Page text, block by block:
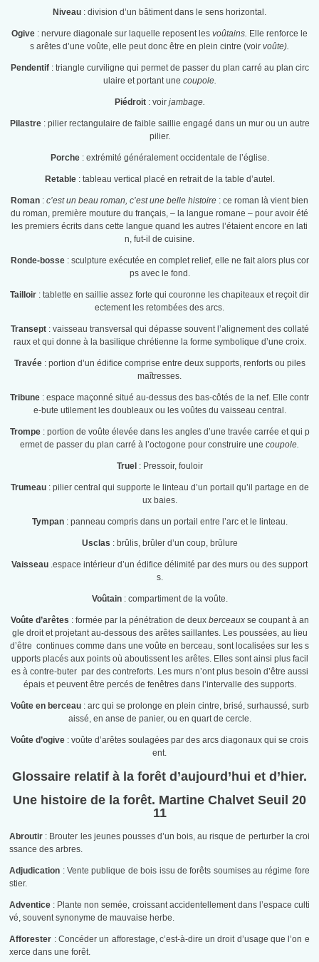
Niveau : division d’un bâtiment dans le sens horizontal.
Ogive : nervure diagonale sur laquelle reposent les voûtains. Elle renforce le
s arêtes d’une voûte, elle peut donc être en plein cintre (voir voûte).
Pendentif : triangle curviligne qui permet de passer du plan carré au plan circ
ulaire et portant une coupole.
Piédroit : voir jambage.
Pilastre : pilier rectangulaire de faible saillie engagé dans un mur ou un autre
pilier.
Porche : extrémité généralement occidentale de l’église.
Retable : tableau vertical placé en retrait de la table d’autel.
Roman : c’est un beau roman, c’est une belle histoire : ce roman là vient bien
du roman, première mouture du français, – la langue romane – pour avoir été
les premiers écrits dans cette langue quand les autres l’étaient encore en lati
n, fut-il de cuisine.
Ronde-bosse : sculpture exécutée en complet relief, elle ne fait alors plus cor
ps avec le fond.
Tailloir : tablette en saillie assez forte qui couronne les chapiteaux et reçoit dir
ectement les retombées des arcs.
Transept : vaisseau transversal qui dépasse souvent l’alignement des collaté
raux et qui donne à la basilique chrétienne la forme symbolique d’une croix.
Travée : portion d’un édifice comprise entre deux supports, renforts ou piles
maîtresses.
Tribune : espace maçonné situé au-dessus des bas-côtés de la nef. Elle contr
e-bute utilement les doubleaux ou les voûtes du vaisseau central.
Trompe : portion de voûte élevée dans les angles d’une travée carrée et qui p
ermet de passer du plan carré à l’octogone pour construire une coupole.
Truel : Pressoir, fouloir
Trumeau : pilier central qui supporte le linteau d’un portail qu’il partage en de
ux baies.
Tympan : panneau compris dans un portail entre l’arc et le linteau.
Usclas : brûlis, brûler d’un coup, brûlure
Vaisseau .espace intérieur d’un édifice délimité par des murs ou des support
s.
Voûtain : compartiment de la voûte.
Voûte d’arêtes : formée par la pénétration de deux berceaux se coupant à an
gle droit et projetant au-dessous des arêtes saillantes. Les poussées, au lieu
d’être continues comme dans une voûte en berceau, sont localisées sur les s
upports placés aux points où aboutissent les arêtes. Elles sont ainsi plus facil
es à contre-buter par des contreforts. Les murs n’ont plus besoin d’être aussi
épais et peuvent être percés de fenêtres dans l’intervalle des supports.
Voûte en berceau : arc qui se prolonge en plein cintre, brisé, surhaussé, surb
aissé, en anse de panier, ou en quart de cercle.
Voûte d’ogive : voûte d’arêtes soulagées par des arcs diagonaux qui se crois
ent.
Glossaire relatif à la forêt d’aujourd’hui et d’hier.
Une histoire de la forêt. Martine Chalvet Seuil 20
11
Abroutir : Brouter les jeunes pousses d’un bois, au risque de perturber la croi
ssance des arbres.
Adjudication : Vente publique de bois issu de forêts soumises au régime fore
stier.
Adventice : Plante non semée, croissant accidentellement dans l’espace culti
vé, souvent synonyme de mauvaise herbe.
Afforester : Concéder un afforestage, c’est-à-dire un droit d’usage que l’on e
xerce dans une forêt.